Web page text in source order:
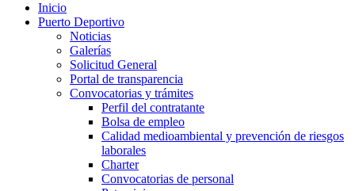
Inicio
Puerto Deportivo
Noticias
Galerías
Solicitud General
Portal de transparencia
Convocatorias y trámites
Perfil del contratante
Bolsa de empleo
Calidad medioambiental y prevención de riesgos
laborales
Charter
Convocatorias de personal